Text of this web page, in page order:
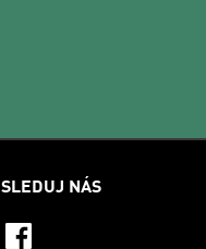
SLEDUJ NÁS